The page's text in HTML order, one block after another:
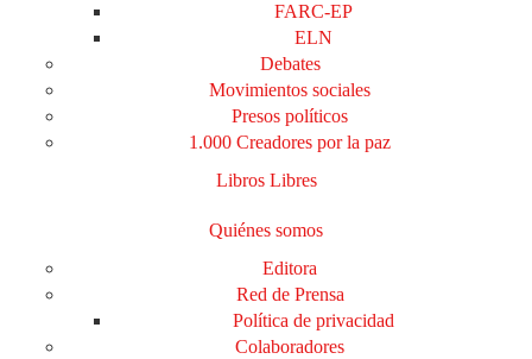
FARC-EP
ELN
Debates
Movimientos sociales
Presos políticos
1.000 Creadores por la paz
Libros Libres
Quiénes somos
Editora
Red de Prensa
Política de privacidad
Colaboradores